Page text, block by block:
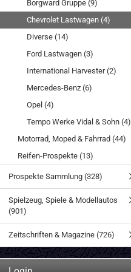
Borgward Gruppe (9)
Chevrolet Lastwagen (4)
Diverse (14)
Ford Lastwagen (3)
International Harvester (2)
Mercedes-Benz (6)
Opel (4)
Tempo Werke Vidal & Sohn (4)
Motorrad, Moped & Fahrrad (44)
Reifen-Prospekte (13)
Prospekte Sammlung (328)
Spielzeug, Spiele & Modellautos
(901)
Zeitschriften & Magazine (726)